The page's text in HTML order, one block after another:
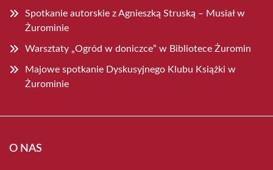
Spotkanie autorskie z Agnieszką Struską – Musiał w
Żurominie
Warsztaty „Ogród w doniczce” w Bibliotece Żuromin
Majowe spotkanie Dyskusyjnego Klubu Książki w
Żurominie
O NAS